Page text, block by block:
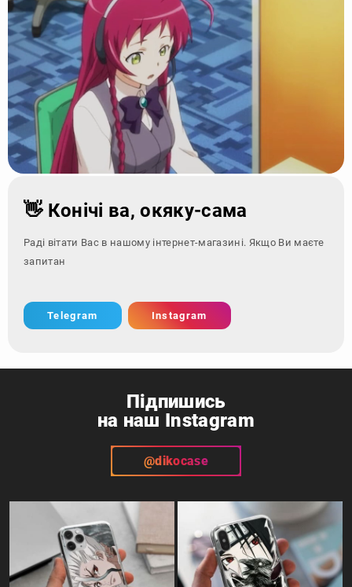
👋 Конічі ва, окяку-сама
Раді вітати Вас в нашому інтернет-магазині. Якщо Ви маєте
запитання - зверн
Telegram Instagram
Підпишись
на наш Instagram
@dikocase